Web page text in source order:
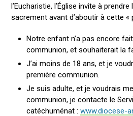
l’Eucharistie, l’Église invite à
sacrement avant d’aboutir à cette «
Notre enfant n’a pas encore
communion, et souhaiterait la
J’ai moins de 18 ans, et je
première communion.
Je suis adulte, et je voudrais
communion, je contacte le
catéchuménat :www.diocese-